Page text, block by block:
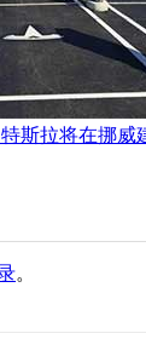
斯拉将在挪威
。